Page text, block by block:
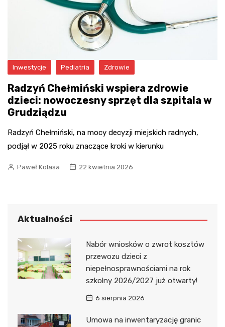
Inwestycje Pediatria Zdrowie
Radzyń Chełmiński wspiera zdrowie
dzieci: nowoczesny sprzęt dla szpitala w
Grudziądzu
Radzyń Chełmiński, na mocy decyzji miejskich radnych,
podjął w 2025 roku znaczące kroki w kierunku
Paweł Kolasa 22 kwietnia 2026
Aktualności
Nabór wniosków o zwrot kosztów
przewozu dzieci z
niepełnosprawnościami na rok
szkolny 2026/2027 już otwarty!
6 sierpnia 2026
Umowa na inwentaryzację granic